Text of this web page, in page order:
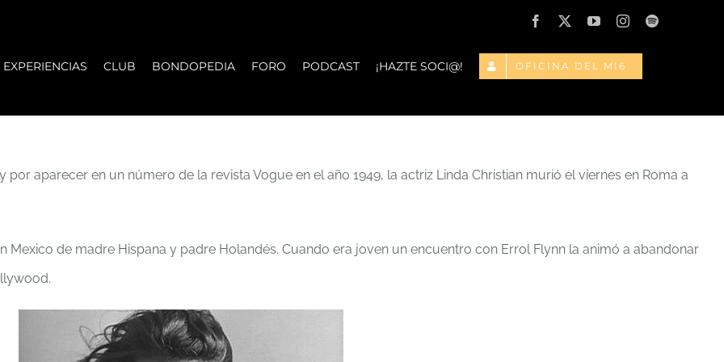
Facebook
X YouTubeInstagramSpotify
EXPERIENCIAS CLUB BONDOPEDIA FORO PODCAST ¡HAZTE SOCI@! OFICINA DEL MI6
aparecer en un número de la revista Vogue en el año 1949, la actriz Linda Christian murió el viernes en Roma a
Mexico de madre Hispana y padre Holandés. Cuando era joven un encuentro con Errol Flynn la animó a abandonar